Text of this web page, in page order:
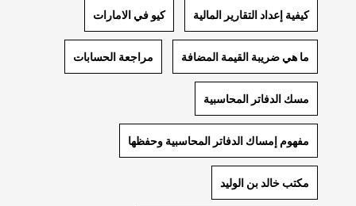
كيفية إعداد التقارير المالية كيو في الامارات
ما هي ضريبة القيمة المضافة مراجعة الحسابات
مسك الدفاتر المحاسبية
مفهوم إمساك الدفاتر المحاسبية وحفظها
مكتب خالد بن الوليد